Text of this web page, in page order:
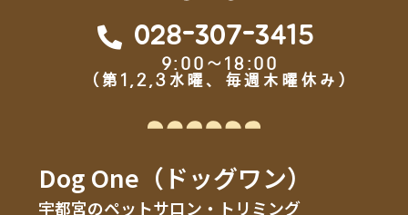
028-307-3415
9:00～18:00
（第1,2,3水曜、毎週木曜休み）
Dog One（ドッグワン）
宇都宮のペットサロン・トリミング